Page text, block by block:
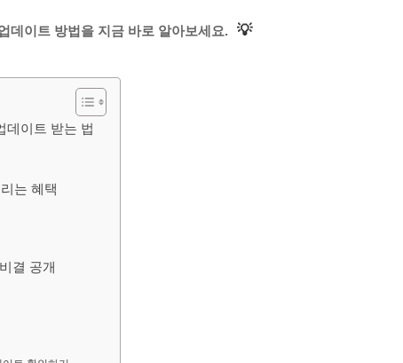
데이트 방법을 지금 바로 알아보세요. 💡
데이트 받는 법
는 혜택
결 공개